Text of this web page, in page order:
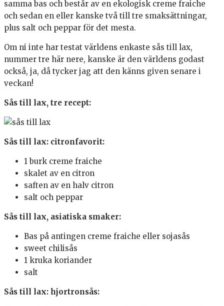
samma bas och består av en ekologisk creme fraiche
och sedan en eller kanske två till tre smaksättningar,
plus salt och peppar för det mesta.
Om ni inte har testat världens enkaste sås till lax,
nummer tre här nere, kanske är den världens godast
också, ja, då tycker jag att den känns given senare i
veckan!
Sås till lax, tre recept:
Sås till lax: citronfavorit:
1 burk creme fraiche
skalet av en citron
saften av en halv citron
salt och peppar
Sås till lax, asiatiska smaker:
Bas på antingen creme fraiche eller sojasås
sweet chilisås
1 kruka koriander
salt
Sås till lax: hjortronsås: